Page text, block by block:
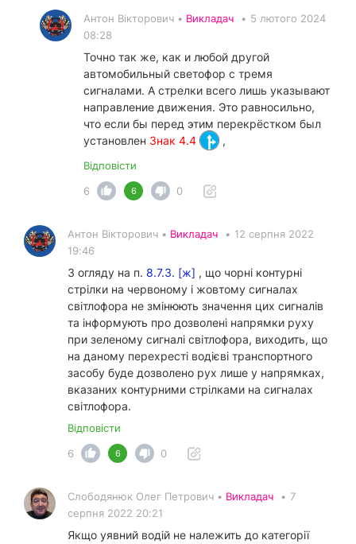
Антон Вікторович • Викладач • 5 лютого 2024
08:28
Точно так же, как и любой другой
автомобильный светофор с тремя
сигналами. А стрелки всего лишь указывают
направление движения. Это равносильно,
что если бы перед этим перекрёстком был
установлен Знак 4.4 ,
Відповісти
6
6 0
Антон Вікторович • Викладач • 12 серпня 2022
19:46
З огляду на п. 8.7.3. [ж] , що чорні контурні
стрілки на червоному і жовтому сигналах
світлофора не змінюють значення цих сигналів
та інформують про дозволені напрямки руху
при зеленому сигналі світлофора, виходить, що
на даному перехресті водієві транспортного
засобу буде дозволено рух лише у напрямках,
вказаних контурними стрілками на сигналах
світлофора.
Відповісти
6
6 0
Слободянюк Олег Петрович • Викладач • 7
серпня 2022 20:21
Якщо уявний водій не належить до категорії